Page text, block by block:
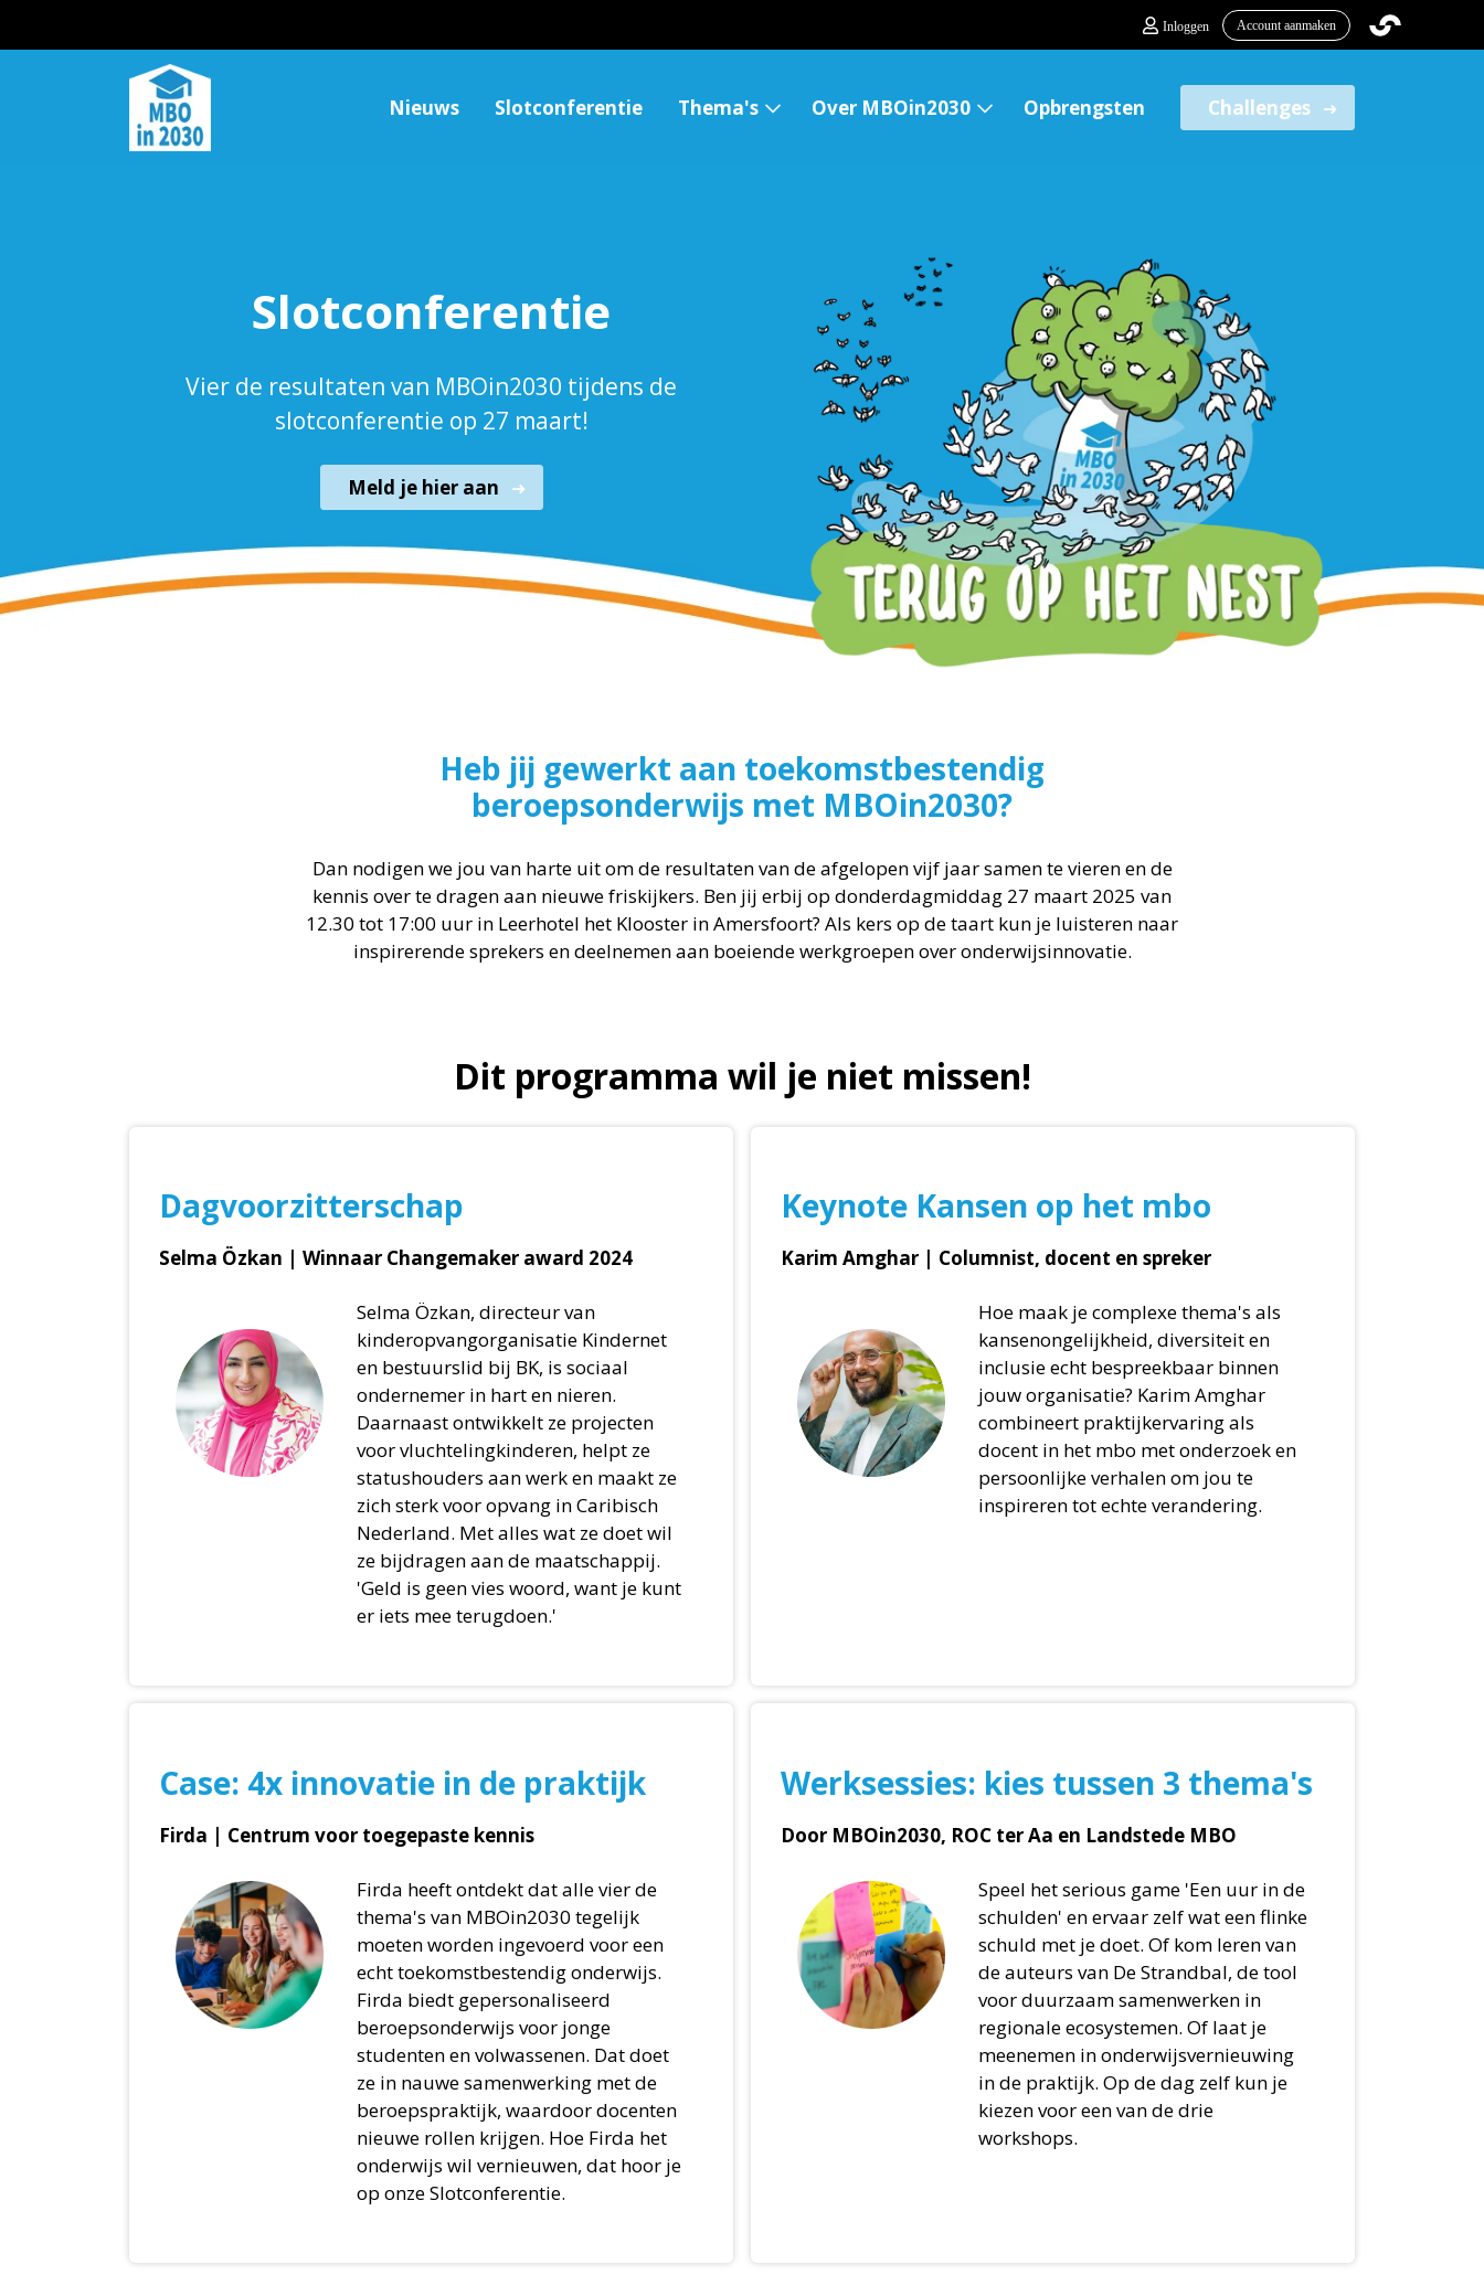
Inloggen Account aanmaken
Nieuws Slotconferentie Thema's Over MBOin2030 Opbrengsten Challenges
Slotconferentie
Vier de resultaten van MBOin2030 tijdens de
slotconferentie op 27 maart!
Meld je hier aan
Heb jij gewerkt aan toekomstbestendig
beroepsonderwijs met MBOin2030?
Dan nodigen we jou van harte uit om de resultaten van de afgelopen vijf jaar samen te vieren en de
kennis over te dragen aan nieuwe friskijkers. Ben jij erbij op donderdagmiddag 27 maart 2025 van
12.30 tot 17:00 uur in Leerhotel het Klooster in Amersfoort? Als kers op de taart kun je luisteren naar
inspirerende sprekers en deelnemen aan boeiende werkgroepen over onderwijsinnovatie.
Dit programma wil je niet missen!
Dagvoorzitterschap
Selma Özkan | Winnaar Changemaker award 2024
Selma Özkan, directeur van
kinderopvangorganisatie Kindernet
en bestuurslid bij BK, is sociaal
ondernemer in hart en nieren.
Daarnaast ontwikkelt ze projecten
voor vluchtelingkinderen, helpt ze
statushouders aan werk en maakt ze
zich sterk voor opvang in Caribisch
Nederland. Met alles wat ze doet wil
ze bijdragen aan de maatschappij.
'Geld is geen vies woord, want je kunt
er iets mee terugdoen.'
Keynote Kansen op het mbo
Karim Amghar | Columnist, docent en spreker
Hoe maak je complexe thema's als
kansenongelijkheid, diversiteit en
inclusie echt bespreekbaar binnen
jouw organisatie? Karim Amghar
combineert praktijkervaring als
docent in het mbo met onderzoek en
persoonlijke verhalen om jou te
inspireren tot echte verandering.
Case: 4x innovatie in de praktijk
Firda | Centrum voor toegepaste kennis
Firda heeft ontdekt dat alle vier de
thema's van MBOin2030 tegelijk
moeten worden ingevoerd voor een
echt toekomstbestendig onderwijs.
Firda biedt gepersonaliseerd
beroepsonderwijs voor jonge
studenten en volwassenen. Dat doet
ze in nauwe samenwerking met de
beroepspraktijk, waardoor docenten
nieuwe rollen krijgen. Hoe Firda het
onderwijs wil vernieuwen, dat hoor je
op onze Slotconferentie.
Werksessies: kies tussen 3 thema's
Door MBOin2030, ROC ter Aa en Landstede MBO
Speel het serious game 'Een uur in de
schulden' en ervaar zelf wat een flinke
schuld met je doet. Of kom leren van
de auteurs van De Strandbal, de tool
voor duurzaam samenwerken in
regionale ecosystemen. Of laat je
meenemen in onderwijsvernieuwing
in de praktijk. Op de dag zelf kun je
kiezen voor een van de drie
workshops.